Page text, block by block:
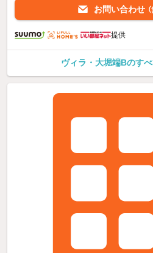
お問い合わせ
提供
ヴィラ・大堀端Bのす